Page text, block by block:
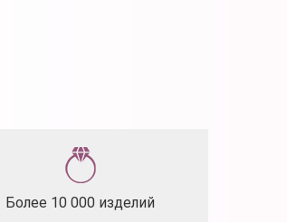
Более 10 000 изделий